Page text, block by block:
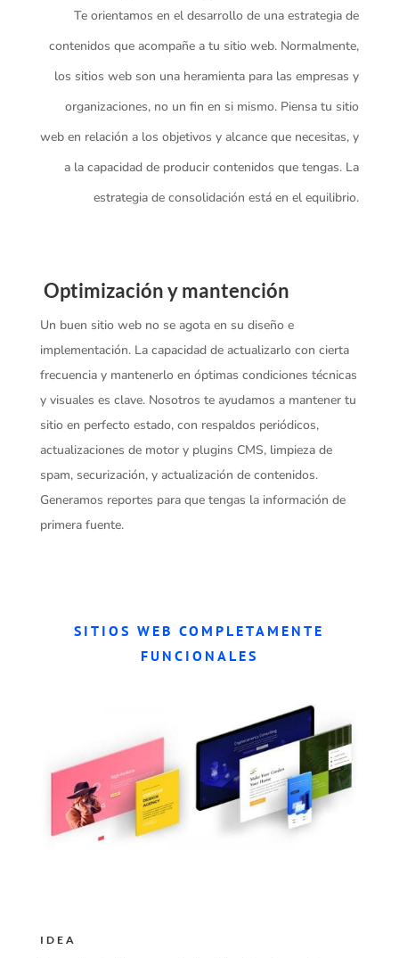
Te orientamos en el desarrollo de una estrategia de
contenidos que acompañe a tu sitio web. Normalmente,
los sitios web son una heramienta para las empresas y
organizaciones, no un fin en si mismo. Piensa tu sitio
web en relación a los objetivos y alcance que necesitas, y
a la capacidad de producir contenidos que tengas. La
estrategia de consolidación está en el equilibrio.
Optimización y mantención
Un buen sitio web no se agota en su diseño e
implementación. La capacidad de actualizarlo con cierta
frecuencia y mantenerlo en óptimas condiciones técnicas
y visuales es clave. Nosotros te ayudamos a mantener tu
sitio en perfecto estado, con respaldos periódicos,
actualizaciones de motor y plugins CMS, limpieza de
spam, securización, y actualización de contenidos.
Generamos reportes para que tengas la información de
primera fuente.
SITIOS WEB COMPLETAMENTE
FUNCIONALES
IDEA